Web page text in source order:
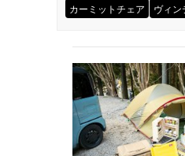
カーミットチェア
ヴィン